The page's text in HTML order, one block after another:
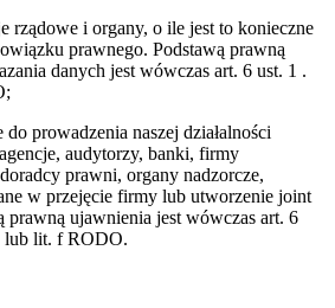
rządowe i organy, o ile jest to konieczne
prawnego. Podstawą prawną
danych jest wówczas art. 6 ust. 1 .
prowadzenia naszej działalności
audytorzy, banki, firmy
prawni, organy nadzorcze,
w przejęcie firmy lub utworzenie joint
prawną ujawnienia jest wówczas art. 6
lub lit. f RODO.